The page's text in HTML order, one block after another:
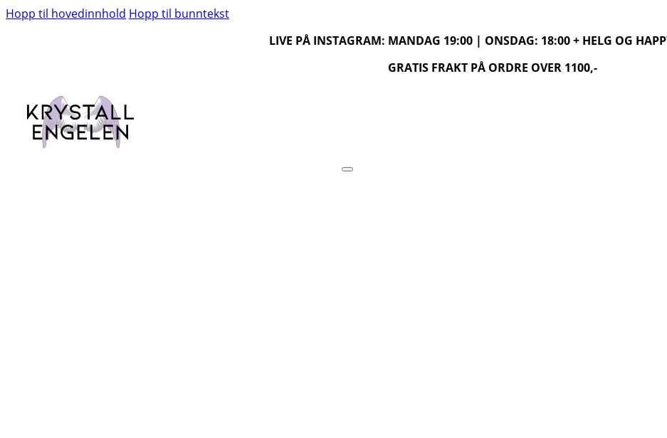
Hopp til hovedinnhold Hopp til bunntekst
LIVE PÅ INSTAGRAM: MANDAG 19:00 | ONSDAG: 18:00 + HELG OG
GRATIS FRAKT PÅ ORDRE OVER 1100,-